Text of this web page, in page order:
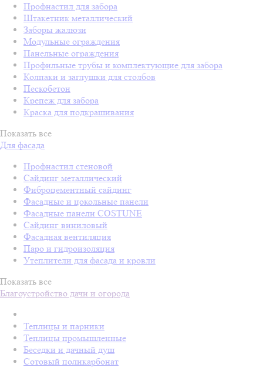
Профнастил для забора
Штакетник металлический
Заборы жалюзи
Модульные ограждения
Панельные ограждения
Профильные трубы и комплектующие для забора
Колпаки и заглушки для столбов
Пескобетон
Крепеж для забора
Краска для подкрашивания
Показать все
Для фасада
Профнастил стеновой
Сайдинг металлический
Фиброцементный сайдинг
Фасадные и цокольные панели
Фасадные панели COSTUNE
Сайдинг виниловый
Фасадная вентиляция
Паро и гидроизоляция
Утеплители для фасада и кровли
Показать все
Благоустройство дачи и огорода
Теплицы и парники
Теплицы промышленные
Беседки и дачный душ
Сотовый поликарбонат